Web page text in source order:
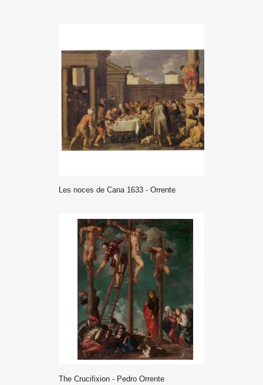
Les noces de Cana 1633 - Orrente
The Crucifixion - Pedro Orrente